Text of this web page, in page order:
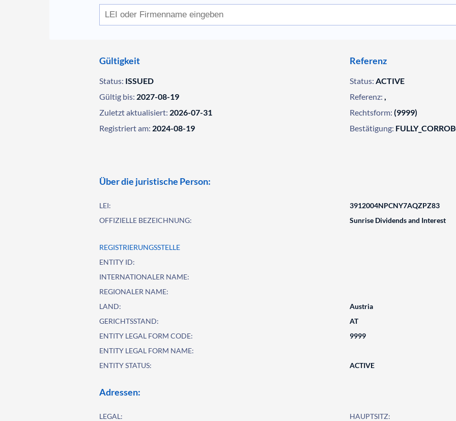
Gültigkeit
Status: ISSUED
Gültig bis: 2027-08-19
Zuletzt aktualisiert: 2026-07-31
Registriert am: 2024-08-19
Referenz
Status: ACTIVE
Referenz: ,
Rechtsform: (9999)
Bestätigung:
Über die juristische Person:
LEI:
3912004NPCNY7AQZPZ83
OFFIZIELLE BEZEICHNUNG:
Sunrise Dividends and Interest
REGISTRIERUNGSSTELLE
ENTITY ID:
INTERNATIONALER NAME:
REGIONALER NAME:
LAND:
Austria
GERICHTSSTAND:
AT
ENTITY LEGAL FORM CODE:
9999
ENTITY LEGAL FORM NAME:
ENTITY STATUS:
ACTIVE
Adressen:
LEGAL: HAUPTSITZ: